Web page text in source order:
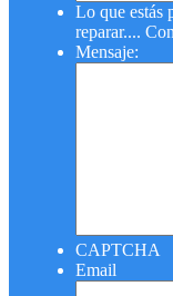
Lo que estás
reparar....
Mensaje:
CAPTCHA
Email